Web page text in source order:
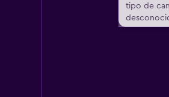
tipo de